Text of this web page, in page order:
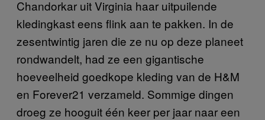
Chandorkar uit Virginia haar uitpuilende
kledingkast eens flink aan te pakken. In de
zesentwintig jaren die ze nu op deze planeet
rondwandelt, had ze een gigantische
hoeveelheid goedkope kleding van de H&M
en Forever21 verzameld. Sommige dingen
droeg ze hooguit één keer per jaar naar een